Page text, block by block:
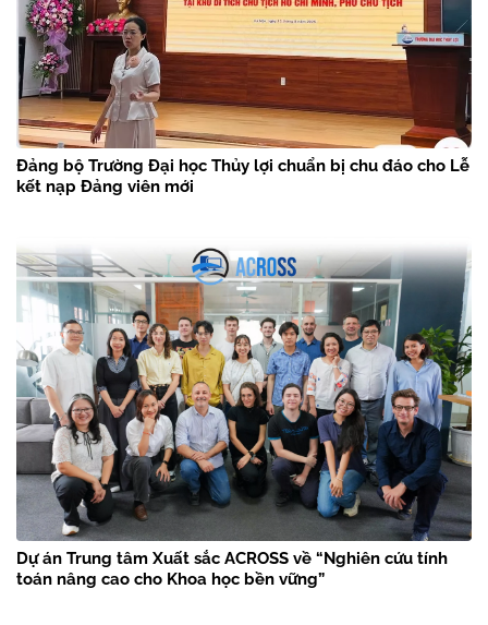
Đảng bộ Trường Đại học Thủy lợi chuẩn bị chu đáo cho Lễ
kết nạp Đảng viên mới
Dự án Trung tâm Xuất sắc ACROSS về “Nghiên cứu tính
toán nâng cao cho Khoa học bền vững”